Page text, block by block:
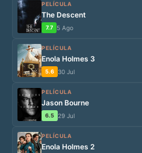
PELÍCULA
The Descent
7.7 5 Ago
PELÍCULA
Enola Holmes 3
5.6 30 Jul
PELÍCULA
Jason Bourne
6.5 29 Jul
PELÍCULA
Enola Holmes 2